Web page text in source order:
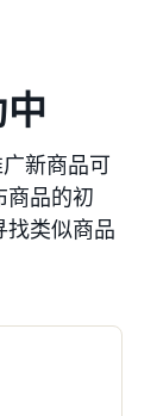
新商品可
商品的初
找类似商品